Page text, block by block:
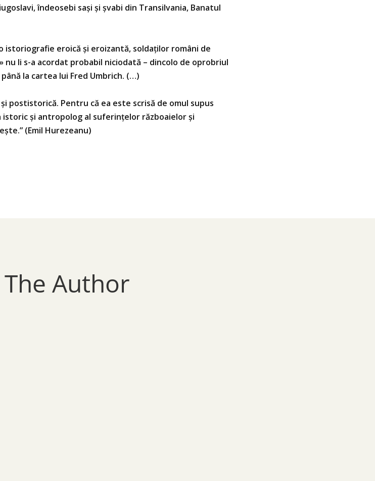
îndeosebi saşi şi şvabi din Transilvania, Banatul
istoriografie eroică şi eroizantă, soldaţilor români de
nu li s-a acordat probabil niciodată – dincolo de oprobriul
la cartea lui Fred Umbrich. (…)
postistorică. Pentru că ea este scrisă de omul supus
şi antropolog al suferinţelor războaielor şi
(Emil Hurezeanu)
Author